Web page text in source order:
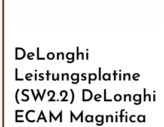
DeLonghi
Leistungsplatine
(SW2.2) DeLonghi
ECAM Magnifica